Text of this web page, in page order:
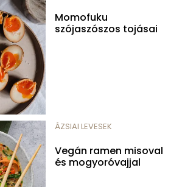
Momofuku
szójaszószos tojásai
ÁZSIAI LEVESEK
Vegán ramen misoval
és mogyoróvajjal